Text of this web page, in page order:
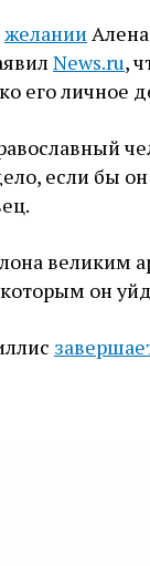
желании
News.ru,
его личное
если бы
великим
он